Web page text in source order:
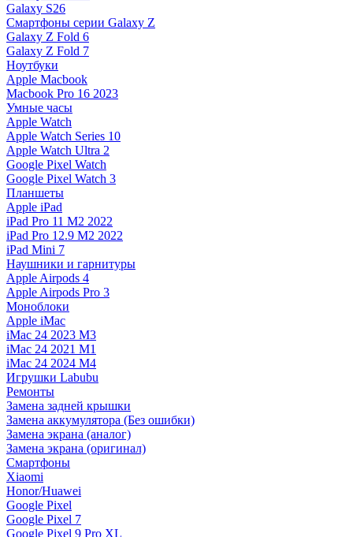
Galaxy S26
Смартфоны серии Galaxy Z
Galaxy Z Fold 6
Galaxy Z Fold 7
Ноутбуки
Apple Macbook
Macbook Pro 16 2023
Умные часы
Apple Watch
Apple Watch Series 10
Apple Watch Ultra 2
Google Pixel Watch
Google Pixel Watch 3
Планшеты
Apple iPad
iPad Pro 11 M2 2022
iPad Pro 12.9 M2 2022
iPad Mini 7
Наушники и гарнитуры
Apple Airpods 4
Apple Airpods Pro 3
Моноблоки
Apple iMac
iMac 24 2023 M3
iMac 24 2021 M1
iMac 24 2024 M4
Игрушки Labubu
Ремонты
Замена задней крышки
Замена аккумулятора (Без ошибки)
Замена экрана (аналог)
Замена экрана (оригинал)
Смартфоны
Xiaomi
Honor/Huawei
Google Pixel
Google Pixel 7
Google Pixel 9 Pro XL